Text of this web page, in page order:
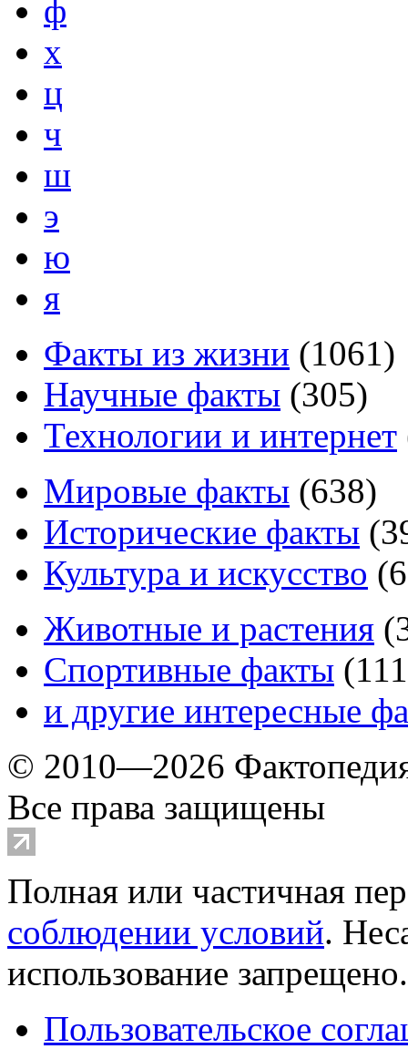
ф
х
ц
ч
ш
э
ю
я
Факты из жизни (1061)
Научные факты (305)
Технологии и интернет
Мировые факты (638)
Исторические факты (
Культура и искусство (
Животные и растения (
Спортивные факты (111
и другие интересные
© 2010—2026
Все права защищены
Полная или частичная
соблюдении условий.
использование
Пользовательское